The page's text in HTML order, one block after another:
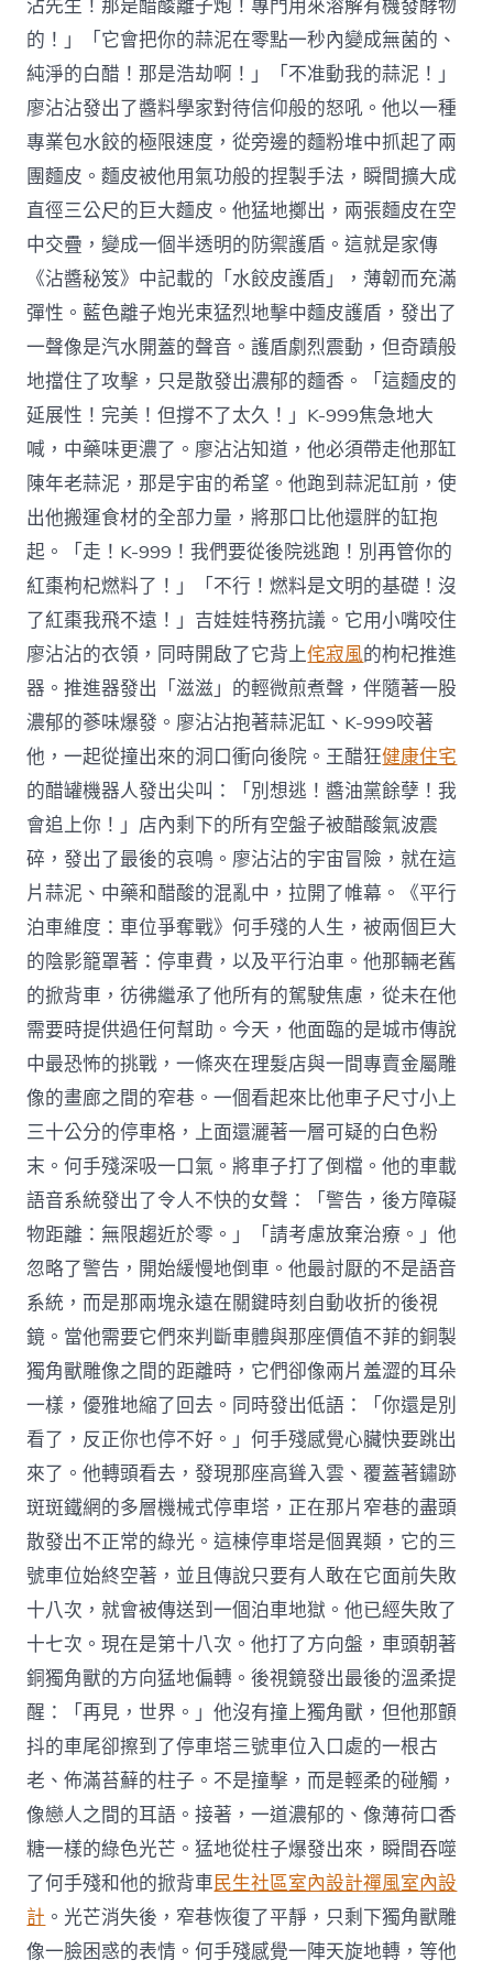
沾先生！那是醋酸離子炮！專門用來溶解有機發酵物
的！」「它會把你的蒜泥在零點一秒內變成無菌的、
純淨的白醋！那是浩劫啊！」「不准動我的蒜泥！」
廖沾沾發出了醬料學家對待信仰般的怒吼。他以一種
專業包水餃的極限速度，從旁邊的麵粉堆中抓起了兩
團麵皮。麵皮被他用氣功般的捏製手法，瞬間擴大成
直徑三公尺的巨大麵皮。他猛地擲出，兩張麵皮在空
中交疊，變成一個半透明的防禦護盾。這就是家傳
《沾醬秘笈》中記載的「水餃皮護盾」，薄韌而充滿
彈性。藍色離子炮光束猛烈地擊中麵皮護盾，發出了
一聲像是汽水開蓋的聲音。護盾劇烈震動，但奇蹟般
地擋住了攻擊，只是散發出濃郁的麵香。「這麵皮的
延展性！完美！但撐不了太久！」K-999焦急地大
喊，中藥味更濃了。廖沾沾知道，他必須帶走他那缸
陳年老蒜泥，那是宇宙的希望。他跑到蒜泥缸前，使
出他搬運食材的全部力量，將那口比他還胖的缸抱
起。「走！K-999！我們要從後院逃跑！別再管你的
紅棗枸杞燃料了！」「不行！燃料是文明的基礎！沒
了紅棗我飛不遠！」吉娃娃特務抗議。它用小嘴咬住
廖沾沾的衣領，同時開啟了它背上侘寂風的枸杞推進
器。推進器發出「滋滋」的輕微煎煮聲，伴隨著一股
濃郁的蔘味爆發。廖沾沾抱著蒜泥缸、K-999咬著
他，一起從撞出來的洞口衝向後院。王醋狂健康住宅
的醋罐機器人發出尖叫：「別想逃！醬油黨餘孽！我
會追上你！」店內剩下的所有空盤子被醋酸氣波震
碎，發出了最後的哀鳴。廖沾沾的宇宙冒險，就在這
片蒜泥、中藥和醋酸的混亂中，拉開了帷幕。《平行
泊車維度：車位爭奪戰》何手殘的人生，被兩個巨大
的陰影籠罩著：停車費，以及平行泊車。他那輛老舊
的掀背車，彷彿繼承了他所有的駕駛焦慮，從未在他
需要時提供過任何幫助。今天，他面臨的是城市傳說
中最恐怖的挑戰，一條夾在理髮店與一間專賣金屬雕
像的畫廊之間的窄巷。一個看起來比他車子尺寸小上
三十公分的停車格，上面還灑著一層可疑的白色粉
末。何手殘深吸一口氣。將車子打了倒檔。他的車載
語音系統發出了令人不快的女聲：「警告，後方障礙
物距離：無限趨近於零。」「請考慮放棄治療。」他
忽略了警告，開始緩慢地倒車。他最討厭的不是語音
系統，而是那兩塊永遠在關鍵時刻自動收折的後視
鏡。當他需要它們來判斷車體與那座價值不菲的銅製
獨角獸雕像之間的距離時，它們卻像兩片羞澀的耳朵
一樣，優雅地縮了回去。同時發出低語：「你還是別
看了，反正你也停不好。」何手殘感覺心臟快要跳出
來了。他轉頭看去，發現那座高聳入雲、覆蓋著鏽跡
斑斑鐵網的多層機械式停車塔，正在那片窄巷的盡頭
散發出不正常的綠光。這棟停車塔是個異類，它的三
號車位始終空著，並且傳說只要有人敢在它面前失敗
十八次，就會被傳送到一個泊車地獄。他已經失敗了
十七次。現在是第十八次。他打了方向盤，車頭朝著
銅獨角獸的方向猛地偏轉。後視鏡發出最後的溫柔提
醒：「再見，世界。」他沒有撞上獨角獸，但他那顫
抖的車尾卻擦到了停車塔三號車位入口處的一根古
老、佈滿苔蘚的柱子。不是撞擊，而是輕柔的碰觸，
像戀人之間的耳語。接著，一道濃郁的、像薄荷口香
糖一樣的綠色光芒。猛地從柱子爆發出來，瞬間吞噬
了何手殘和他的掀背車民生社區室內設計禪風室內設
計 。光芒消失後，窄巷恢復了平靜，只剩下獨角獸雕
像一臉困惑的表情。何手殘感覺一陣天旋地轉，等他